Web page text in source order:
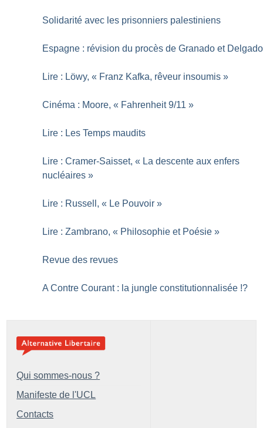
Solidarité avec les prisonniers palestiniens
Espagne : révision du procès de Granado et Delgado
Lire : Löwy, « Franz Kafka, rêveur insoumis »
Cinéma : Moore, « Fahrenheit 9/11 »
Lire : Les Temps maudits
Lire : Cramer-Saisset, « La descente aux enfers
nucléaires »
Lire : Russell, « Le Pouvoir »
Lire : Zambrano, « Philosophie et Poésie »
Revue des revues
A Contre Courant : la jungle constitutionnalisée !?
Qui sommes-nous ?
Manifeste de l'UCL
Contacts